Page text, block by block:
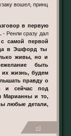
вошел, принц
- Ренли сразу дал
самой первой
в Эшфорд ты
живы, но и
быть
их жизнь, будем
правду о
и сейчас под
Марианны и то,
любые детали,
+1